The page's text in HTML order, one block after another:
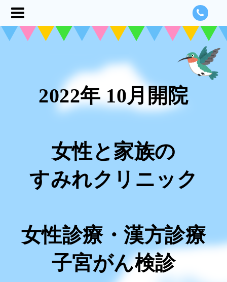
2022年 10月開院
女性と家族の
すみれクリニック
女性診療・漢方診療
子宮がん検診